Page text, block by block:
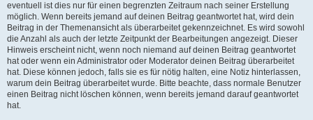
eventuell ist dies nur für einen begrenzten Zeitraum nach seiner Erstellung
möglich. Wenn bereits jemand auf deinen Beitrag geantwortet hat, wird dein
Beitrag in der Themenansicht als überarbeitet gekennzeichnet. Es wird sowohl
die Anzahl als auch der letzte Zeitpunkt der Bearbeitungen angezeigt. Dieser
Hinweis erscheint nicht, wenn noch niemand auf deinen Beitrag geantwortet
hat oder wenn ein Administrator oder Moderator deinen Beitrag überarbeitet
hat. Diese können jedoch, falls sie es für nötig halten, eine Notiz hinterlassen,
warum dein Beitrag überarbeitet wurde. Bitte beachte, dass normale Benutzer
einen Beitrag nicht löschen können, wenn bereits jemand darauf geantwortet
hat.